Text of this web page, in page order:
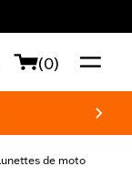
(0)
de moto